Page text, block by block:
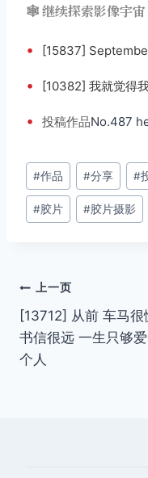
🕸️ 继续探索影像宇宙
• [15837]
• [10382] 我就觉得
• 投稿作品No.487
文
章
标
#作品 #分享 #
#胶片 #胶片摄影
文
章
导
上一页
[13712] 从前 车马很
书信很远 一生只够
个人